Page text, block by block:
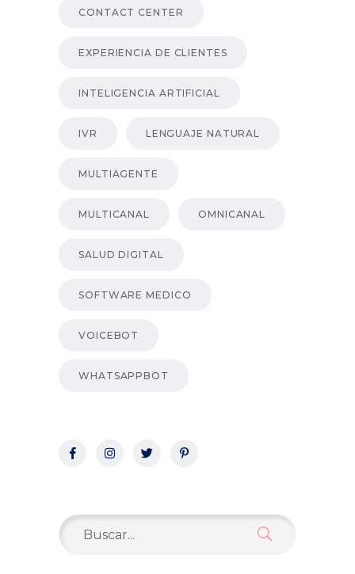
CONTACT CENTER
EXPERIENCIA DE CLIENTES
INTELIGENCIA ARTIFICIAL
IVR LENGUAJE NATURAL
MULTIAGENTE
MULTICANAL OMNICANAL
SALUD DIGITAL
SOFTWARE MEDICO
VOICEBOT
WHATSAPPBOT
Search
for: